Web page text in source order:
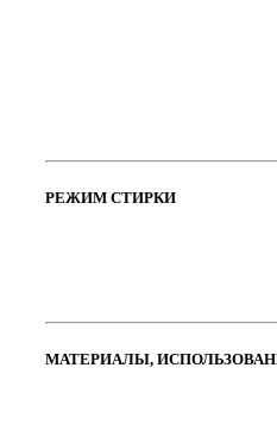
РЕЖИМ СТИРКИ
МАТЕРИАЛЫ,